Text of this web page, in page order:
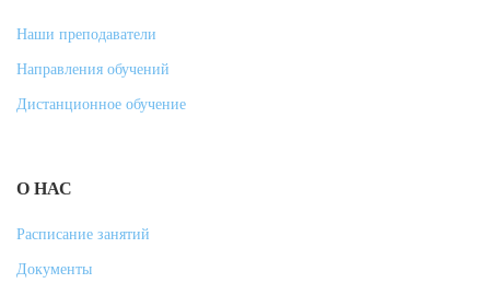
Наши преподаватели
Направления обучений
Дистанционное обучение
О НАС
Расписание занятий
Документы